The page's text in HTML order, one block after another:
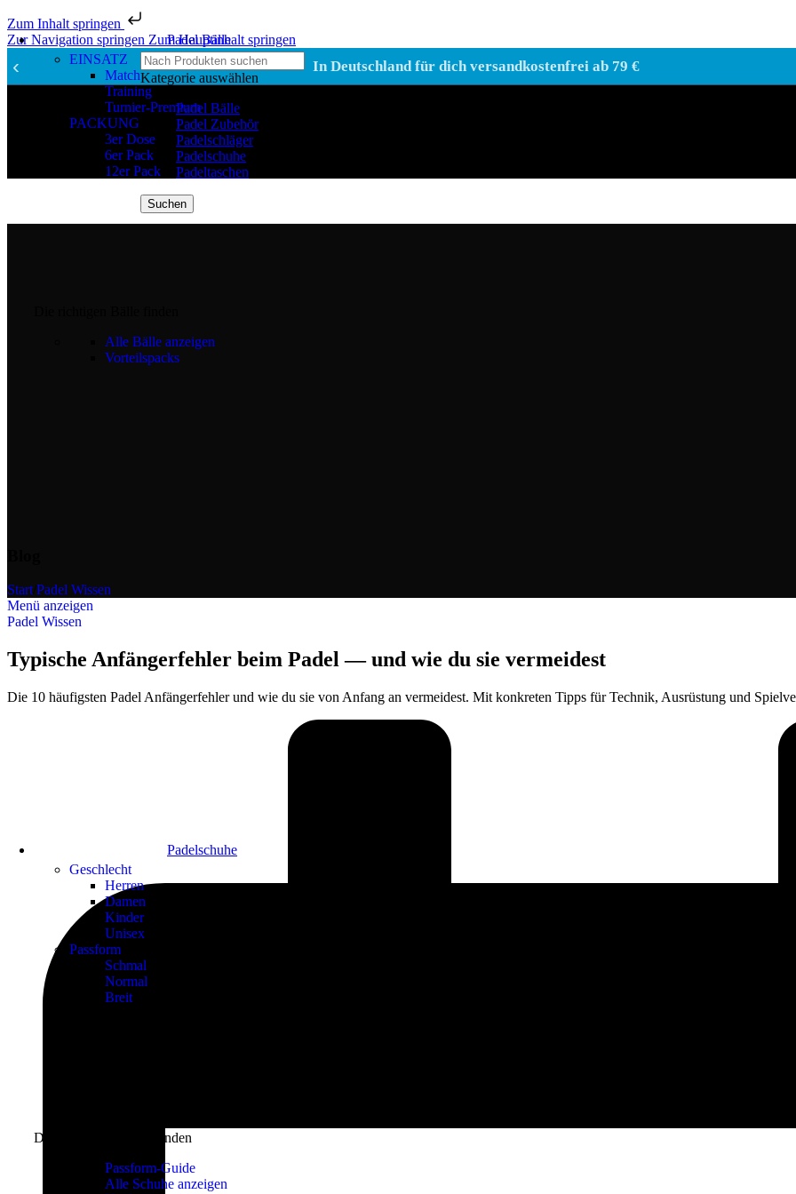
Zum Inhalt springen
Zur Navigation springen Zum Hauptinhalt springen
‹ In Deutschland für dich versandkostenfrei ab 79 €
Kategorie auswählen
Padel Bälle
Padel Zubehör
Padelschläger
Padelschuhe
Padeltaschen
Suchen
Padel Bälle
EINSATZ
Match
Training
Turnier-Premium
PACKUNG
3er Dose
6er Pack
12er Pack
Alle Bälle anzeigen
Vorteilspacks
Padelschuhe
Geschlecht
Herren
Damen
Kinder
Unisex
Passform
Schmal
Normal
Breit
Den perfekten Schuh finden
Passform-Guide
Alle Schuhe anzeigen
Start Padel Wissen
Menü anzeigen
Padel Wissen
Typische Anfängerfehler beim Padel — und wie du sie vermeidest
Die 10 häufigsten Padel Anfängerfehler und wie du sie von Anfang an vermeidest. Mit konkreten Tipps für Technik, Ausrüstung und